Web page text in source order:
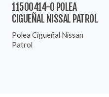
11500414-0 POLEA
CIGUEÑAL NISSAL PATROL
Polea Cigueñal Nissan
Patrol